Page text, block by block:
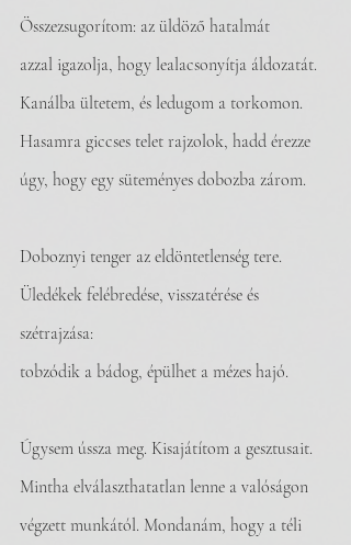
Összezsugorítom: az üldöző hatalmát
azzal igazolja, hogy lealacsonyítja áldozatát.
Kanálba ültetem, és ledugom a torkomon.
Hasamra giccses telet rajzolok, hadd érezze
úgy, hogy egy süteményes dobozba zárom.
Doboznyi tenger az eldöntetlenség tere.
Üledékek felébredése, visszatérése és
szétrajzása:
tobzódik a bádog, épülhet a mézes hajó.
Úgysem ússza meg. Kisajátítom a gesztusait.
Mintha elválaszthatatlan lenne a valóságon
végzett munkától. Mondanám, hogy a téli